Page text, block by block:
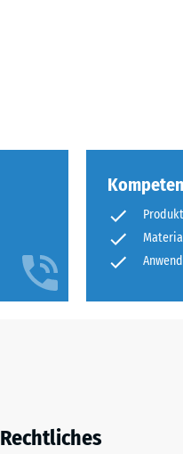
(BS
7188)
Rechtliches